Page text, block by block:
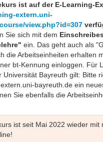
ist auf der E-Learning-
extern.uni-
view.php?id=307
Sie sich mit dem
ein. Das geht auch als
die Arbeitseinheiten erhalten
bt-Kennung einloggen. Für
Universität Bayreuth gilt: Bitte
bayreuth.de ein
Sie ebenfalls die
ist seit Mai 2022 wieder mit